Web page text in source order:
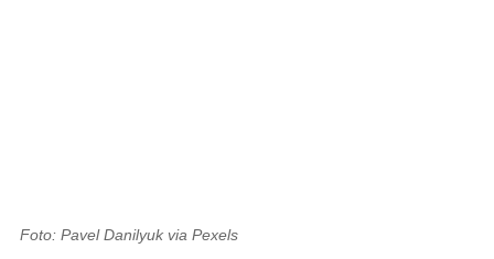
Foto: Pavel Danilyuk via Pexels